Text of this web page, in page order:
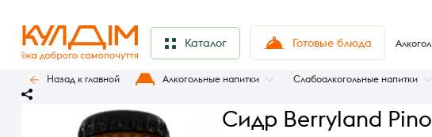
Каталог Готовые блюда
Назад к главной Алкогольные напитки Слабоалкогольные напитки
Сидр Berryland